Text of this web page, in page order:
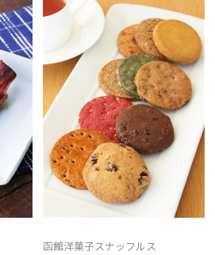
函館洋菓子スナッフルス